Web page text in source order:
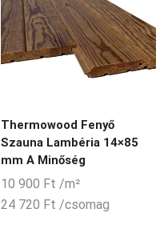
oldal
Thermowood Fenyő
Szauna Lambéria 14×85
mm A Minőség
10 900 Ft /m²
24 720 Ft /csomag